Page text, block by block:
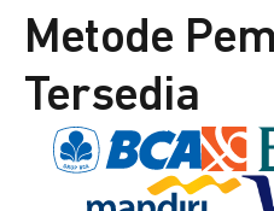
Metode
Tersedia